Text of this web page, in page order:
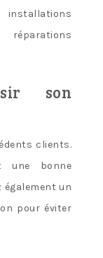
installations
son
clients.
une bonne
également un
pour éviter